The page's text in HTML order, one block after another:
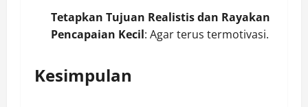
Tetapkan Tujuan Realistis dan Rayakan
Pencapaian Kecil: Agar terus termotivasi.
Kesimpulan